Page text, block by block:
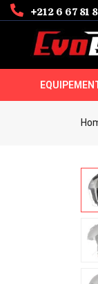
+212 6 67 81